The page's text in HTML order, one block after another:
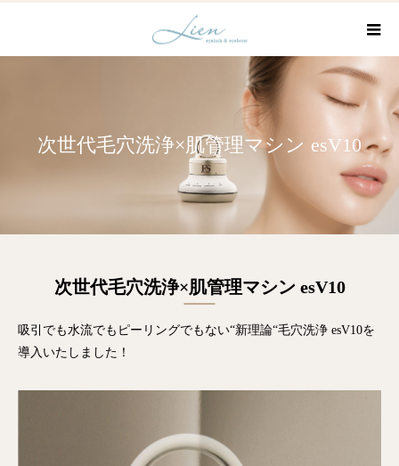
次世代毛穴洗浄×肌管理マシン esV10
次世代毛穴洗浄×肌管理マシン esV10
吸引でも水流でもピーリングでもない“新理論“毛穴洗浄 esV10を
導入いたしました！